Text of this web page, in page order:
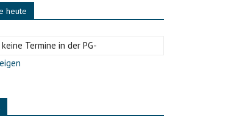
heute
Termine in der PG-